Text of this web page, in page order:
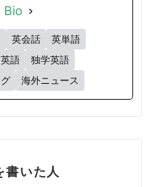
Bio
英会話
英単語
語
独学英語
海外ニュース
書いた人